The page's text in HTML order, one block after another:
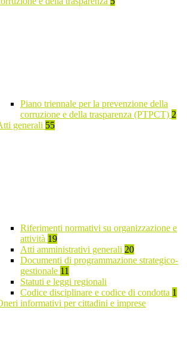
Piano triennale per la prevenzione della
corruzione e della trasparenza (PTPCT) 2
generali 55
Riferimenti normativi su organizzazione e
attività 19
Atti amministrativi generali 20
Documenti di programmazione strategico-
gestionale 11
Statuti e leggi regionali
Codice disciplinare e codice di condotta 1
informativi per cittadini e imprese